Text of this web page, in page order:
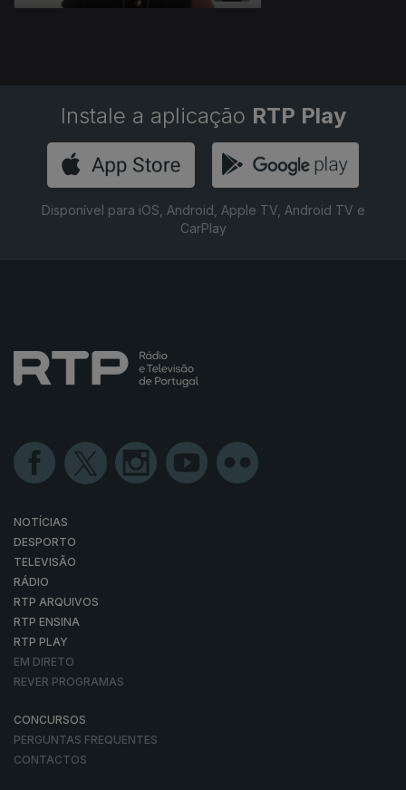
Instale a aplicação RTP Play
Disponível para iOS, Android, Apple TV, Android TV e
CarPlay
NOTÍCIAS
DESPORTO
TELEVISÃO
RÁDIO
RTP ARQUIVOS
RTP ENSINA
RTP PLAY
EM DIRETO
REVER PROGRAMAS
CONCURSOS
PERGUNTAS FREQUENTES
CONTACTOS